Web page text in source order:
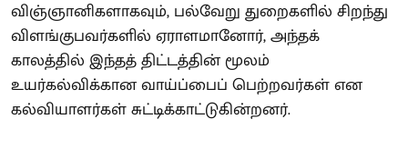
விஞ்ஞானிகளாகவும், பல்வேறு துறைகளில் சிறந்து
விளங்குபவர்களில் ஏராளமானோர், அந்தக்
காலத்தில் இந்தத் திட்டத்தின் மூலம்
உயர்கல்விக்கான வாய்ப்பைப் பெற்றவர்கள் என
கல்வியாளர்கள் சுட்டிக்காட்டுகின்றனர்.